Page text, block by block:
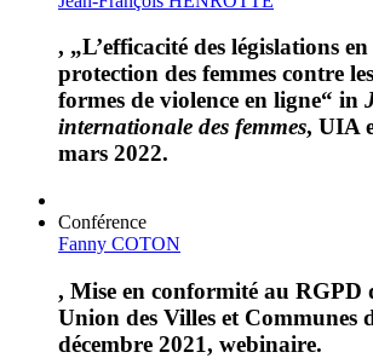
, „L’efficacité des législations
protection des femmes contre
formes de violence en ligne“ in
internationale des femmes, UIA
mars 2022.
Conférence
Fanny COTON
, Mise en conformité au RGPD
Union des Villes et Communes
décembre 2021, webinaire.